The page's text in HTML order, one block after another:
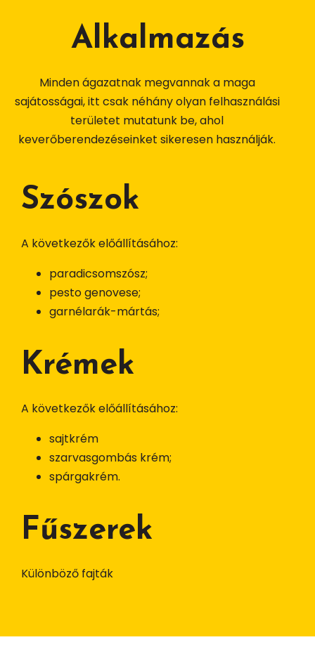
Alkalmazás
Minden ágazatnak megvannak a maga
sajátosságai, itt csak néhány olyan felhasználási
területet mutatunk be, ahol
keverőberendezéseinket sikeresen használják.
Szószok
A következők előállításához:
paradicsomszósz;
pesto genovese;
garnélarák-mártás;
Krémek
A következők előállításához:
sajtkrém
szarvasgombás krém;
spárgakrém.
Fűszerek
Különböző fajták